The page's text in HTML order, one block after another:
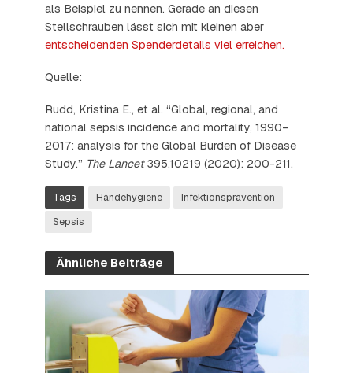
als Beispiel zu nennen. Gerade an diesen
Stellschrauben lässt sich mit kleinen aber
entscheidenden Spenderdetails viel erreichen.
Quelle:
Rudd, Kristina E., et al. “Global, regional, and
national sepsis incidence and mortality, 1990–
2017: analysis for the Global Burden of Disease
Study.” The Lancet395.10219 (2020): 200-211.
Tags Händehygiene
Infektionsprävention
Sepsis
Ähnliche Beiträge